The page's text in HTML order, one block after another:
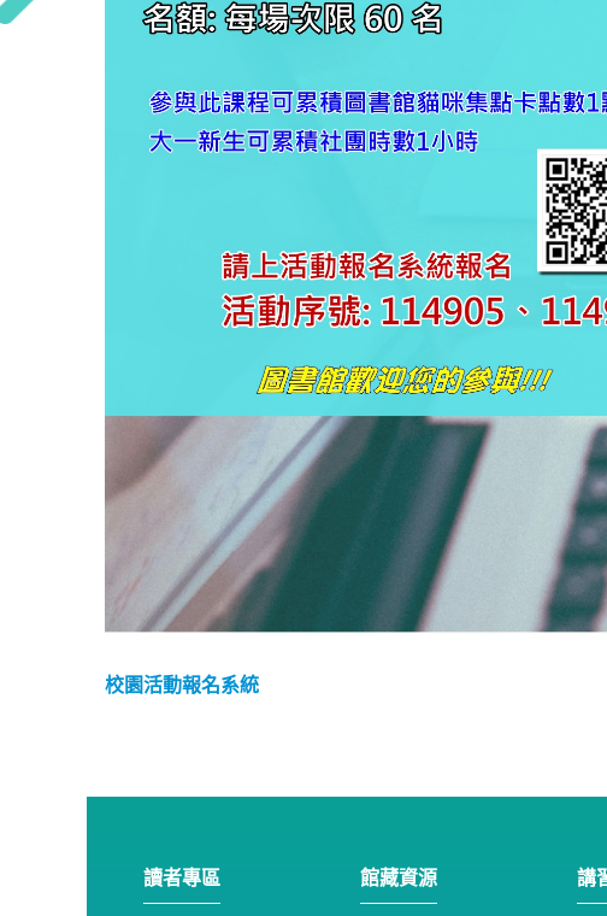
校園活動報名系統
讀者專區 館藏資源 講